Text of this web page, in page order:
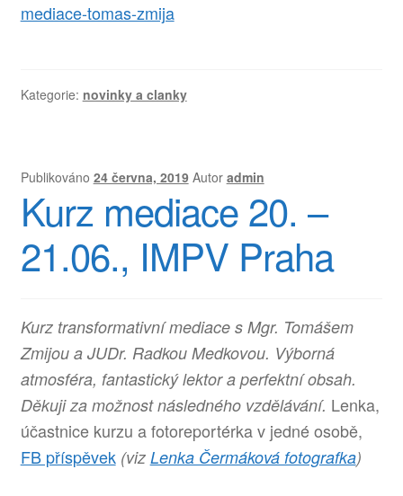
mediace-tomas-zmija
Kategorie: novinky a clanky
Publikováno 24 června, 2019 Autor admin
Kurz mediace 20. –
21.06., IMPV Praha
Kurz transformativní mediace s Mgr. Tomášem
Zmijou a JUDr. Radkou Medkovou. Výborná
atmosféra, fantastický lektor a perfektní obsah.
Děkuji za možnost následného vzdělávání. Lenka,
účastnice kurzu a fotoreportérka v jedné osobě,
FB příspěvek(viz Lenka Čermáková fotografka)